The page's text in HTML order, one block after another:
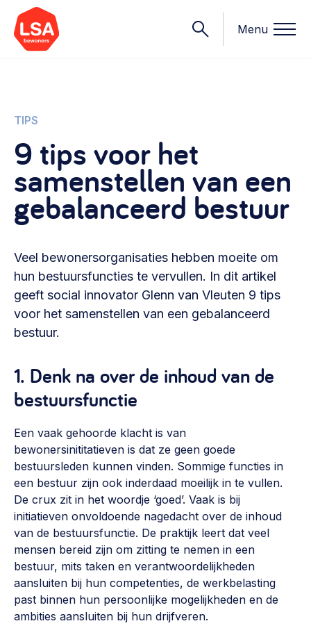
Menu
Onderwerpen
Starten van een initiatief
Rechtsvormen, positionering, organisatiemodellen >
Financiën
Organisatie en beheer
Bestuur, horeca, evenementen, verhuur en communicatie >
Vrijwilligers en medewerkers
Werving, contracten en vergoedingen, betaalde krachten
Eigen gebouw
Huren of kopen, maatschappelijk vastgoed,
Sociaal ondernemen
Bewonersbedrijf starten, ondernemingsplan maken >
Buurtbewoners verbinden
Community building en ABCD, welkomstcultuur >
Zorgzame gemeenschappen
Betrokken buurten, contact stimuleren, netwerken
uitbreiden >
Wijkaanpak
Wat we doen
Onze leden
Contact
Nieuws
Opinie
Team
Vraag stellen
030 231 7511
info@lsabewoners.nl
TIPS
9 tips voor het
samenstellen van een
gebalanceerd bestuur
Veel bewonersorganisaties hebben moeite om
hun bestuursfuncties te vervullen. In dit artikel
geeft social innovator Glenn van Vleuten 9 tips
voor het samenstellen van een gebalanceerd
bestuur.
1. Denk na over de inhoud van de
bestuursfunctie
Een vaak gehoorde klacht is van
bewonersinititatieven is dat ze geen goede
bestuursleden kunnen vinden. Sommige functies in
een bestuur zijn ook inderdaad moeilijk in te vullen.
De crux zit in het woordje ‘goed’. Vaak is bij
initiatieven onvoldoende nagedacht over de inhoud
van de bestuursfunctie. De praktijk leert dat veel
mensen bereid zijn om zitting te nemen in een
bestuur, mits taken en verantwoordelijkheden
aansluiten bij hun competenties, de werkbelasting
past binnen hun persoonlijke mogelijkheden en de
ambities aansluiten bij hun drijfveren.